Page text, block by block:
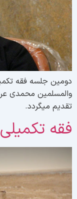
میگردد.
تکمیلی 1(صوم)- جلسه اول